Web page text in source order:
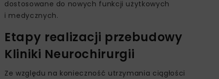
dostosowane do nowych funkcji użytkowych
i medycznych.
Etapy realizacji przebudowy
Kliniki Neurochirurgii
Ze względu na konieczność utrzymania ciągłości